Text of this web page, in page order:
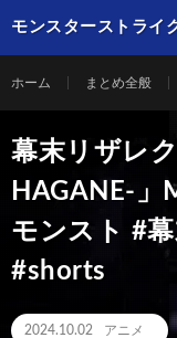
モンスターストライ
ホーム まとめ全般
幕末リザレ
HAGANE-
モンスト #
#shorts
2024.10.02 アニメ